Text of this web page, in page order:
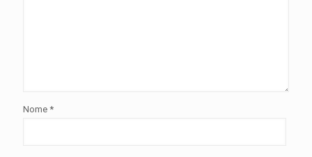
Nome *